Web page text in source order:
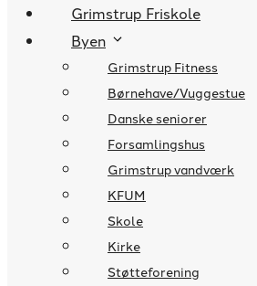
Grimstrup Friskole
Byen
Grimstrup Fitness
Børnehave/Vuggestue
Danske seniorer
Forsamlingshus
Grimstrup vandværk
KFUM
Skole
Kirke
Støtteforening